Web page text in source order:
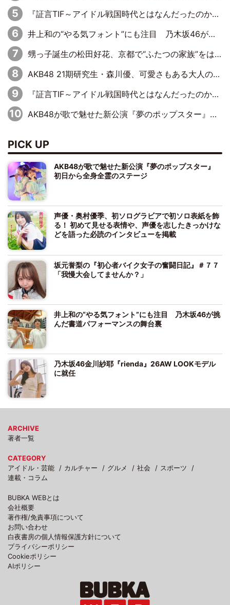
『証言TIF～アイドル戦国時代とはなんだったのか～』第11回：私立恵比寿中学・真山りか×安本彩花「TIFで10年ぶりのキョンシーメイクをしたら、場を完全に引かせてしまって。時代が変わったんだなって」
井上和の“やる気フォント”にも注目 乃木坂46が挑んだ書道パフォーマンスの舞台裏
甥っ子誕生の松田好花、京都で“ふたつの家族”をはしご！ “母”黒谷友香に見送られ、“父”松岡昌宏とはハシゴ酒
AKB48 21期研究生・森川優、可愛さもある大人の女性に
『証言TIF～アイドル戦国時代とはなんだったのか～』第10回：さくら学院・武藤彩未×飯田らうら「正直、中3で辞めるというのを信じてなくて。そう言われてはいたけど、嘘でしょって」
AKB48が歌で魅せた新公演『夢のポップスター』 初日から全身全霊のステージ
PICK UP
AKB48が歌で魅せた新公演『夢のポップスター』
初日から全身全霊のステージ
声優・奥村優季、初ソログラビアで初ソロ表紙を飾
る！ 初めて見せる表情や、声優を志したきっかけな
どを語った必読のインタビューを掲載
坂元誉梨の『初心者バイク女子の奮闘日記』＃７７
「我慢大会してませんか？」
井上和の“やる気フォント”にも注目 乃木坂46が挑
んだ書道パフォーマンスの舞台裏
乃木坂46金川紗耶『rienda』26AW LOOKモデル
に就任
ARCHIVE
著者一覧
CATEGORY
アイドル・芸能
カルチャー グルメ 社会
スポーツ
連載・コラム
BUBKA WEBとは
会社概要
著作権/免責事項について
お問い合わせ
白夜書房の個人情報保護方針について
プライバシーポリシー
Cookieポリシー
AIポリシー